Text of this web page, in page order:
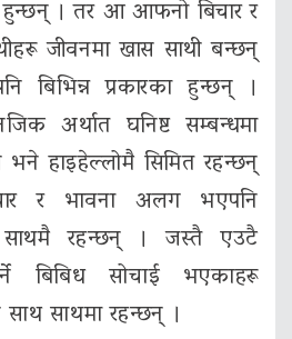
। तर आ आफनो बिचार र
जीवनमा खास साथी बन्छन्
बिभिन्न प्रकारका हुन्छन् ।
अर्थात घनिष्ट सम्बन्धमा
हाइहेल्लोमै सिमित रहन्छन्
र भावना अलग भएपनि
साथमै रहन्छन् । जस्तै एउटै
बिबिध सोचाई भएकाहरू
साथमा रहन्छन् ।